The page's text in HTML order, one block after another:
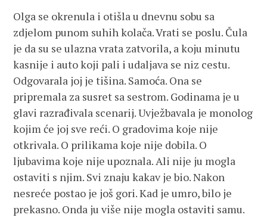
Olga se okrenula i otišla u dnevnu sobu sa
zdjelom punom suhih kolača. Vrati se poslu. Čula
je da su se ulazna vrata zatvorila, a koju minutu
kasnije i auto koji pali i udaljava se niz cestu.
Odgovarala joj je tišina. Samoća. Ona se
pripremala za susret sa sestrom. Godinama je u
glavi razrađivala scenarij. Uvježbavala je monolog
kojim će joj sve reći. O gradovima koje nije
otkrivala. O prilikama koje nije dobila. O
ljubavima koje nije upoznala. Ali nije ju mogla
ostaviti s njim. Svi znaju kakav je bio. Nakon
nesreće postao je još gori. Kad je umro, bilo je
prekasno. Onda ju više nije mogla ostaviti samu.